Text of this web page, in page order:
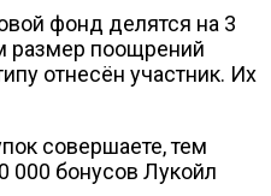
фонд делятся на 3
размер поощрений
отнесён участник. Их
совершаете, тем
000 бонусов Лукойл